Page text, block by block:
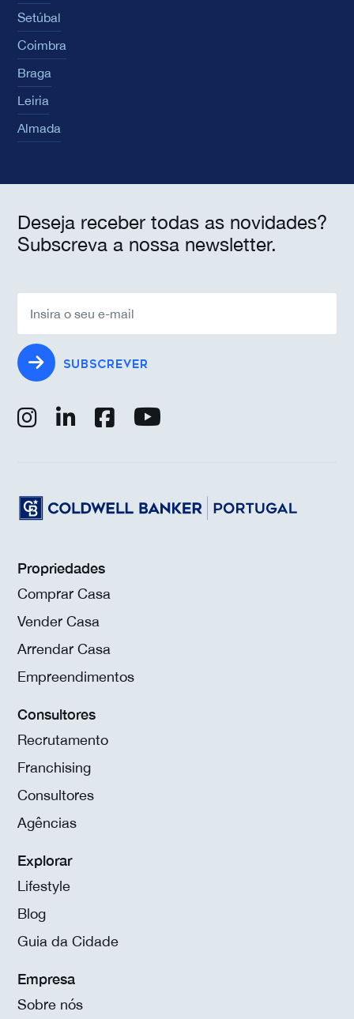
Setúbal
Coimbra
Braga
Leiria
Almada
Deseja receber todas as novidades?
Subscreva a nossa newsletter.
SUBSCREVER
Propriedades
Comprar Casa
Vender Casa
Arrendar Casa
Empreendimentos
Consultores
Recrutamento
Franchising
Consultores
Agências
Explorar
Lifestyle
Blog
Guia da Cidade
Empresa
Sobre nós